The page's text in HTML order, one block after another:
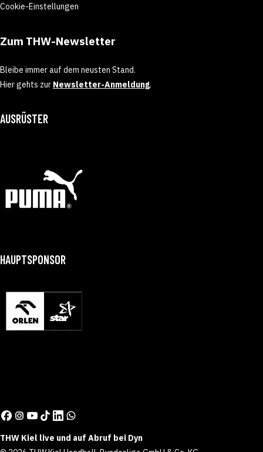
Cookie-Einstellungen
Zum THW-Newsletter
Bleibe immer auf dem neusten Stand.
Hier gehts zur Newsletter-Anmeldung.
AUSRÜSTER
HAUPTSPONSOR
THW Kiel live und auf Abruf bei Dyn